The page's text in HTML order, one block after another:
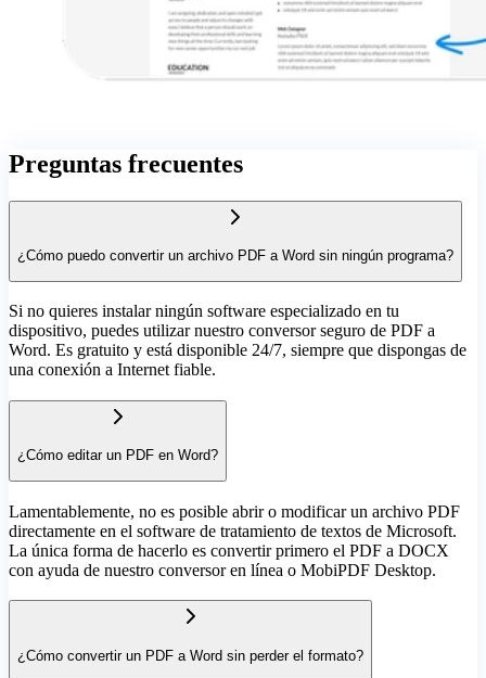
Preguntas frecuentes
¿Cómo puedo convertir un archivo PDF a Word sin ningún programa?
Si no quieres instalar ningún software especializado en tu
dispositivo, puedes utilizar nuestro conversor seguro de PDF a
Word. Es gratuito y está disponible 24/7, siempre que dispongas de
una conexión a Internet fiable.
¿Cómo editar un PDF en Word?
Lamentablemente, no es posible abrir o modificar un archivo PDF
directamente en el software de tratamiento de textos de Microsoft.
La única forma de hacerlo es convertir primero el PDF a DOCX
con ayuda de nuestro conversor en línea o MobiPDF Desktop.
¿Cómo convertir un PDF a Word sin perder el formato?